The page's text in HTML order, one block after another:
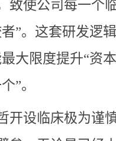
致使公司每一个
”。这套研发逻
大限度提升“资
”。
开设临床极为谨